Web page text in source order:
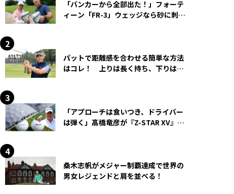
「バンカーから全部出た！」フォーテ
ィーン「FR-3」ウェッジなら砂に刺さ
パットで距離感を合わせる簡単な方法
はコレ！ 上りは長く持ち、下りは短
「アプローチは食いつき、ドライバー
は弾く」髙橋竜彦が『Z-STAR XV』を
桑木志帆がメジャー制覇達成で世界の
男女レジェンドと肩を並べる！